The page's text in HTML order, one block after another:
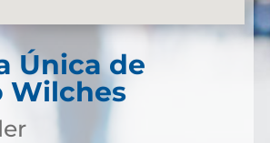
Única de
Wilches